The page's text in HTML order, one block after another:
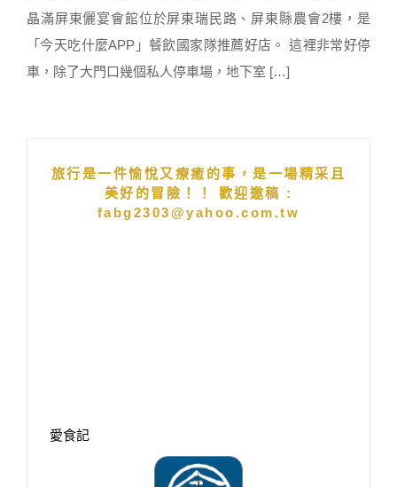
晶滿屏東儷宴會館位於屏東瑞民路、屏東縣農會2樓，是
「今天吃什麼APP」餐飲國家隊推薦好店。 這裡非常好停
車，除了大門口幾個私人停車場，地下室 […]
旅行是一件愉悅又療癒的事，是一場精采且
美好的冒險！！ 歡迎邀稿 :
fabg2303@yahoo.com.tw
愛食記